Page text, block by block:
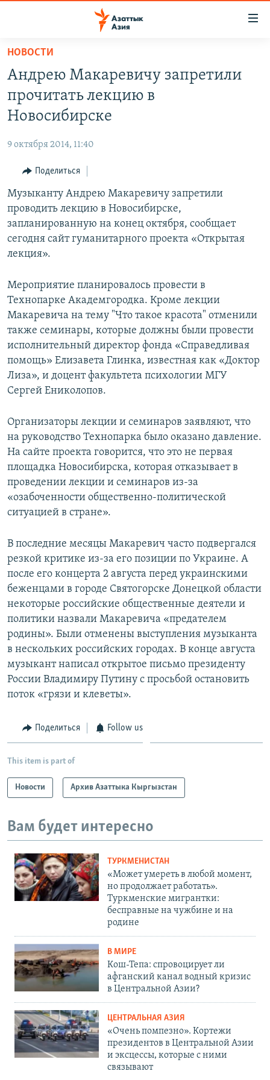
Вернуться
основному
содержанию
Вернутся
главной
навигации
Вернутся
поиску
КАЗАХСТАН
КЫРГЫЗСТАН
ТАДЖИКИСТАН
НОВОСТИ
ВОЙНА В УКРАИНЕ
ҚАЗАҚША
КЫРГЫЗЧА
ЎЗБЕКЧА
ТОҶИКӢ
TÜRKMENÇE
НОВОСТИ
Андрею Макаревичу запретили
прочитать лекцию в
Новосибирске
9 октября 2014, 11:40
Поделиться
Музыканту Андрею Макаревичу запретили
проводить лекцию в Новосибирске,
запланированную на конец октября, сообщает
сегодня сайт гуманитарного проекта «Открытая
лекция».
Мероприятие планировалось провести в
Технопарке Академгородка. Кроме лекции
Макаревича на тему "Что такое красота" отменили
также семинары, которые должны были провести
исполнительный директор фонда «Справедливая
помощь» Елизавета Глинка, известная как «Доктор
Лиза», и доцент факультета психологии МГУ
Сергей Ениколопов.
Организаторы лекции и семинаров заявляют, что
на руководство Технопарка было оказано давление.
На сайте проекта говорится, что это не первая
площадка Новосибирска, которая отказывает в
проведении лекции и семинаров из-за
«озабоченности общественно-политической
ситуацией в стране».
В последние месяцы Макаревич часто подвергался
резкой критике из-за его позиции по Украине. А
после его концерта 2 августа перед украинскими
беженцами в городе Святогорске Донецкой области
некоторые российские общественные деятели и
политики назвали Макаревича «предателем
родины». Были отменены выступления музыканта
в нескольких российских городах. В конце августа
музыкант написал открытое письмо президенту
России Владимиру Путину с просьбой остановить
поток «грязи и клеветы».
Поделиться Follow us
This item is part of
Новости Архив Азаттыка Кыргызстан
Вам будет интересно
ТУРКМЕНИСТАН
«Может умереть в любой момент,
но продолжает работать».
Туркменские мигрантки:
бесправные на чужбине и на
родине
В МИРЕ
Кош-Тепа: спровоцирует ли
афганский канал водный кризис
в Центральной Азии?
ЦЕНТРАЛЬНАЯ АЗИЯ
«Очень помпезно». Кортежи
президентов в Центральной Азии
и эксцессы, которые с ними
связывают